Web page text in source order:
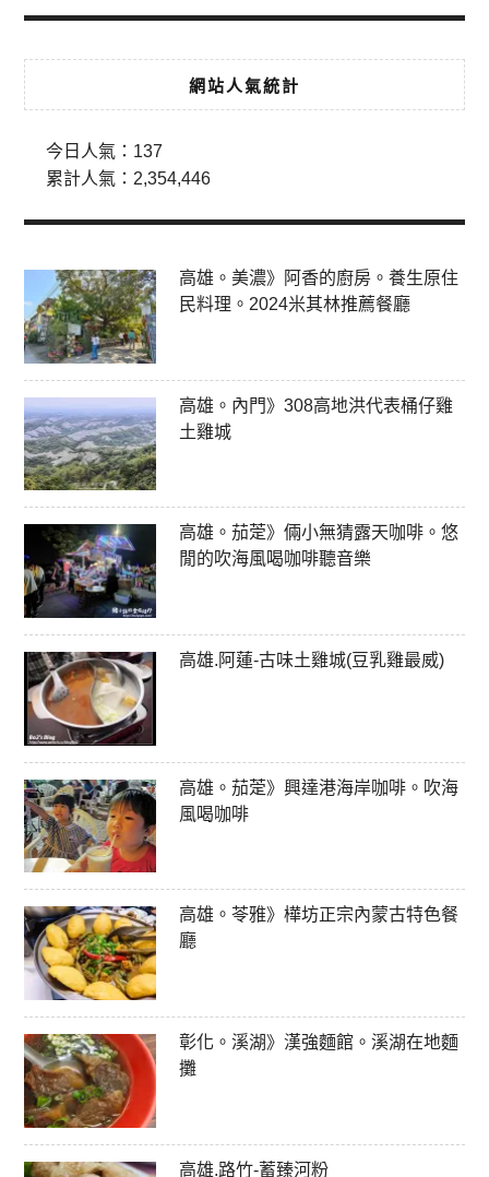
網站人氣統計
今日人氣： 137
累計人氣： 2,354,446
高雄。美濃》阿香的廚房。養生原住
民料理。2024米其林推薦餐廳
高雄。內門》308高地洪代表桶仔雞
土雞城
高雄。茄萣》倆小無猜露天咖啡。悠
閒的吹海風喝咖啡聽音樂
高雄.阿蓮-古味土雞城(豆乳雞最威)
高雄。茄萣》興達港海岸咖啡。吹海
風喝咖啡
高雄。苓雅》樺坊正宗內蒙古特色餐
廳
彰化。溪湖》漢強麵館。溪湖在地麵
攤
高雄.路竹-蓄臻河粉